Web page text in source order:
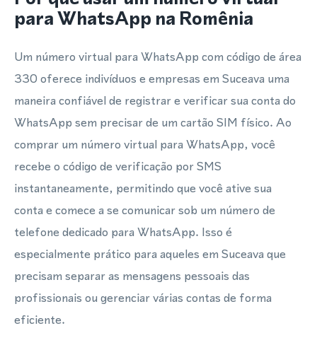
para WhatsApp na Romênia
Um número virtual para WhatsApp com código de área
330 oferece indivíduos e empresas em Suceava uma
maneira confiável de registrar e verificar sua conta do
WhatsApp sem precisar de um cartão SIM físico. Ao
comprar um número virtual para WhatsApp, você
recebe o código de verificação por SMS
instantaneamente, permitindo que você ative sua
conta e comece a se comunicar sob um número de
telefone dedicado para WhatsApp. Isso é
especialmente prático para aqueles em Suceava que
precisam separar as mensagens pessoais das
profissionais ou gerenciar várias contas de forma
eficiente.